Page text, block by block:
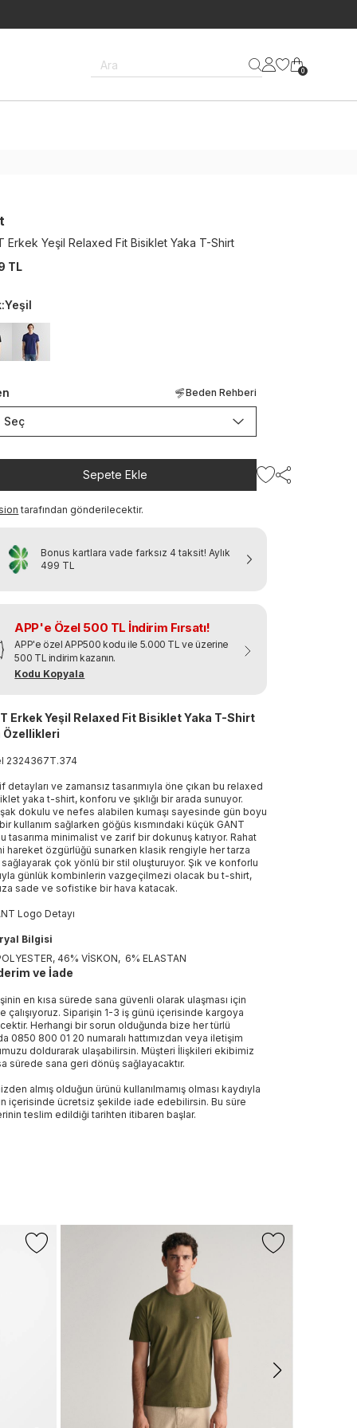
Ara 0
Erkek Yeşil Relaxed Fit Bisiklet Yaka T-Shirt
TL
:Yeşil
Beden Rehberi
Seç
Sepete Ekle
tarafından gönderilecektir.
Bonus kartlara vade farksız 4 taksit! Aylık
499 TL
APP'e Özel 500 TL İndirim Fırsatı!
APP'e özel APP500 kodu ile 5.000 TL ve üzerine
500 TL indirim kazanın.
Kodu Kopyala
Erkek Yeşil Relaxed Fit Bisiklet Yaka T-Shirt
Özellikleri
2324367T.374
detayları ve zamansız tasarımıyla öne çıkan bu relaxed
yaka t-shirt, konforu ve şıklığı bir arada sunuyor.
dokulu ve nefes alabilen kumaşı sayesinde gün boyu
kullanım sağlarken göğüs kısmındaki küçük GANT
tasarıma minimalist ve zarif bir dokunuş katıyor. Rahat
hareket özgürlüğü sunarken klasik rengiyle her tarza
çok yönlü bir stil oluşturuyor. Şık ve konforlu
günlük kombinlerin vazgeçilmezi olacak bu t-shirt,
sade ve sofistike bir hava katacak.
Logo Detayı
Bilgisi
46% VİSKON, 6% ELASTAN
ve İade
en kısa sürede sana güvenli olarak ulaşması için
çalışıyoruz. Siparişin 1-3 iş günü içerisinde kargoya
Herhangi bir sorun olduğunda bize her türlü
0850 800 01 20 numaralı hattımızdan veya iletişim
doldurarak ulaşabilirsin. Müşteri İlişkileri ekibimiz
sürede sana geri dönüş sağlayacaktır.
almış olduğun ürünü kullanılmamış olması kaydıyla
içerisinde ücretsiz şekilde iade edebilirsin. Bu süre
teslim edildiği tarihten itibaren başlar.